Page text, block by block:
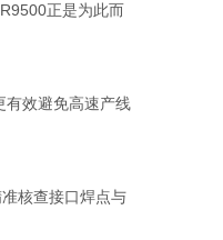
正是为此而
有效避免高速产线
核查接口焊点与